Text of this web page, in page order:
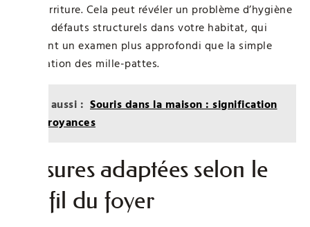
de nourriture. Cela peut révéler un problème d’hygiène
ou des défauts structurels dans votre habitat, qui
appelent un examen plus approfondi que la simple
élimination des mille-pattes.
Lire aussi : Souris dans la maison : signification
et croyances
Mesures adaptées selon le
profil du foyer